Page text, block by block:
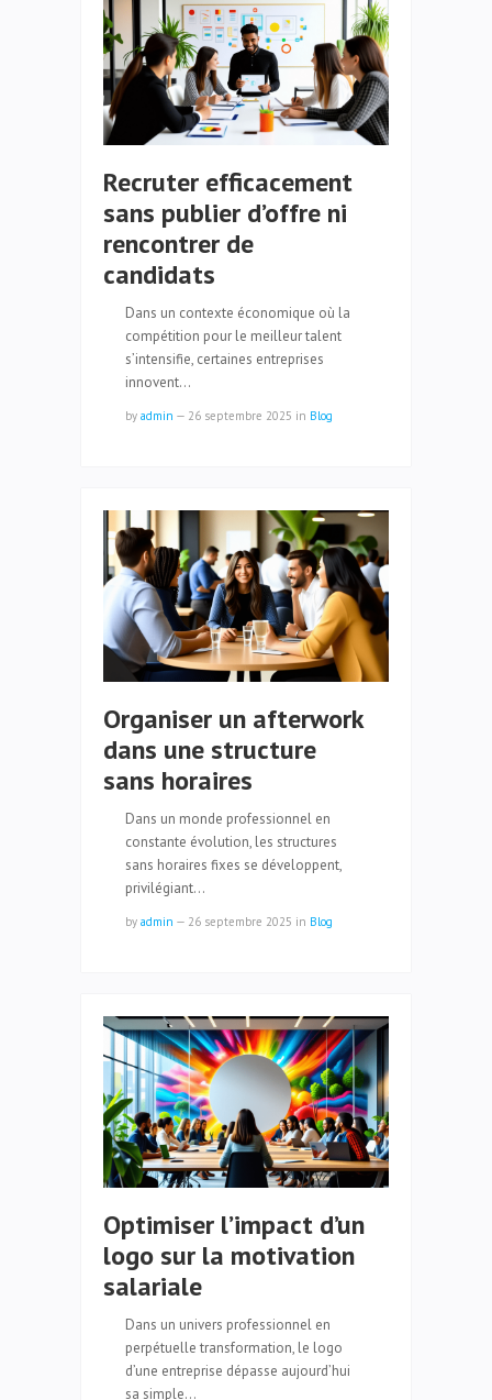
Recruter efficacement
sans publier d’offre ni
rencontrer de
candidats
Dans un contexte économique où la
compétition pour le meilleur talent
s’intensifie, certaines entreprises
innovent…
by admin — 26 septembre 2025 in Blog
Organiser un afterwork
dans une structure
sans horaires
Dans un monde professionnel en
constante évolution, les structures
sans horaires fixes se développent,
privilégiant…
by admin — 26 septembre 2025 in Blog
Optimiser l’impact d’un
logo sur la motivation
salariale
Dans un univers professionnel en
perpétuelle transformation, le logo
d’une entreprise dépasse aujourd’hui
sa simple…